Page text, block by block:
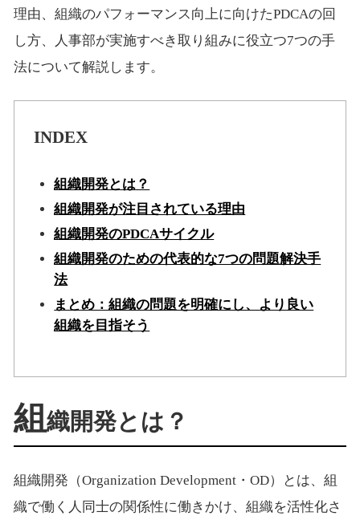
理由、組織のパフォーマンス向上に向けたPDCAの回
し方、人事部が実施すべき取り組みに役立つ7つの手
法について解説します。
INDEX
組織開発とは？
組織開発が注目されている理由
組織開発のPDCAサイクル
組織開発のための代表的な7つの問題解決手
法
まとめ：組織の問題を明確にし、より良い
組織を目指そう
組 織開発とは？
組織開発（Organization Development・OD）とは、組
織で働く人同士の関係性に働きかけ、組織を活性化さ